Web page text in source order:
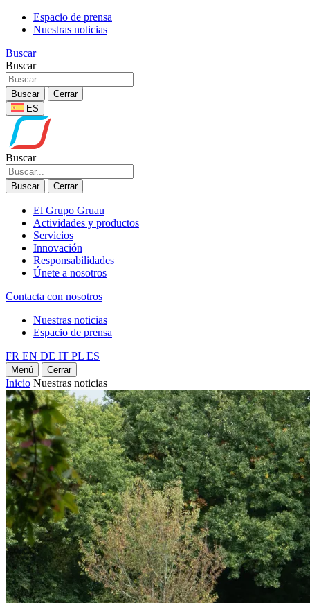
Espacio de prensa
Nuestras noticias
Buscar
Buscar
Buscar
Cerrar
ES
Buscar
Buscar Cerrar
El Grupo Gruau
Actividades y productos
Servicios
Innovación
Responsabilidades
Únete a nosotros
Contacta con nosotros
Nuestras noticias
Espacio de prensa
FR EN DE IT PL ES
Menú Cerrar
Inicio Nuestras noticias